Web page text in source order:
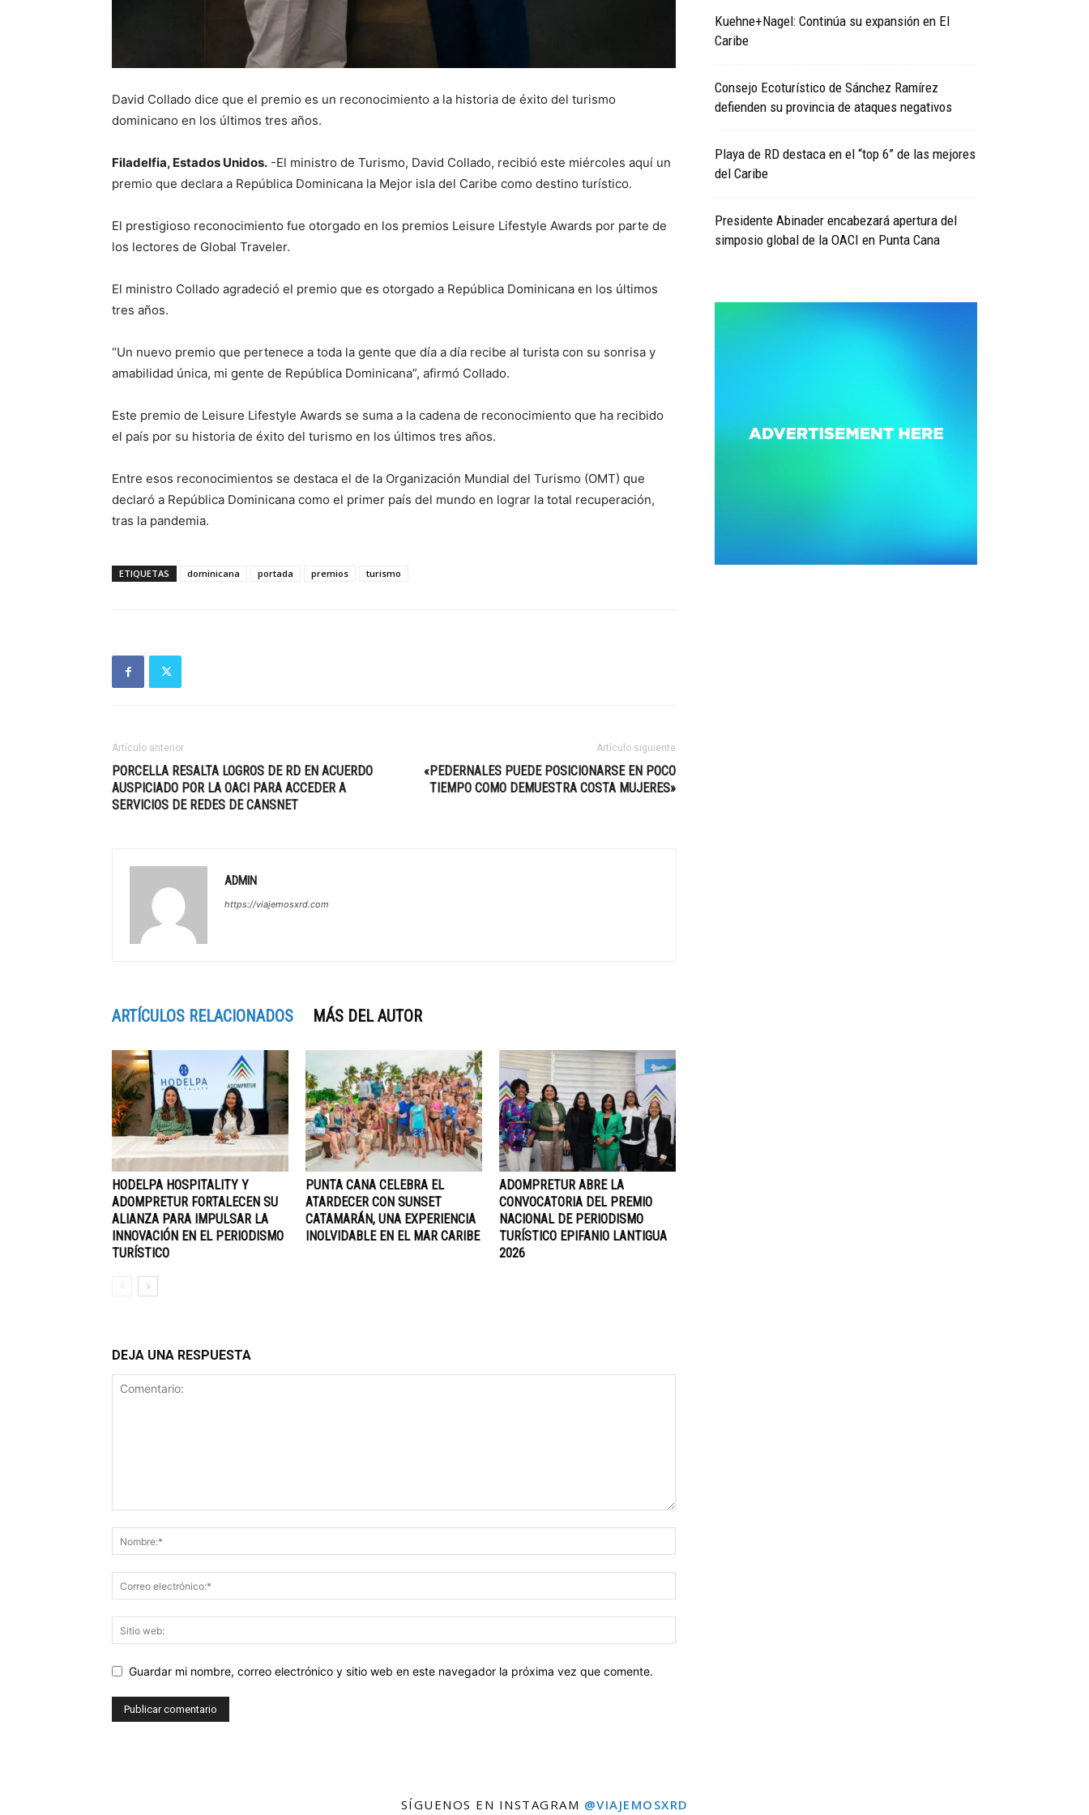
David Collado dice que el premio es un reconocimiento a la historia de éxito del turismo
dominicano en los últimos tres años.
Filadelfia, Estados Unidos. -El ministro de Turismo, David Collado, recibió este miércoles aquí un
premio que declara a República Dominicana la Mejor isla del Caribe como destino turístico.
El prestigioso reconocimiento fue otorgado en los premios Leisure Lifestyle Awards por parte de
los lectores de Global Traveler.
El ministro Collado agradeció el premio que es otorgado a República Dominicana en los últimos
tres años.
“Un nuevo premio que pertenece a toda la gente que día a día recibe al turista con su sonrisa y
amabilidad única, mi gente de República Dominicana”, afirmó Collado.
Este premio de Leisure Lifestyle Awards se suma a la cadena de reconocimiento que ha recibido
el país por su historia de éxito del turismo en los últimos tres años.
Entre esos reconocimientos se destaca el de la Organización Mundial del Turismo (OMT) que
declaró a República Dominicana como el primer país del mundo en lograr la total recuperación,
tras la pandemia.
ETIQUETAS dominicana portada premios turismo
Artículo anterior
PORCELLA RESALTA LOGROS DE RD EN ACUERDO
AUSPICIADO POR LA OACI PARA ACCEDER A
SERVICIOS DE REDES DE CANSNET
Artículo siguiente
«PEDERNALES PUEDE POSICIONARSE EN POCO
TIEMPO COMO DEMUESTRA COSTA MUJERES»
ADMIN
https://viajemosxrd.com
ARTÍCULOS RELACIONADOS MÁS DEL AUTOR
HODELPA HOSPITALITY Y
ADOMPRETUR FORTALECEN SU
ALIANZA PARA IMPULSAR LA
INNOVACIÓN EN EL PERIODISMO
TURÍSTICO
PUNTA CANA CELEBRA EL
ATARDECER CON SUNSET
CATAMARÁN, UNA EXPERIENCIA
INOLVIDABLE EN EL MAR CARIBE
ADOMPRETUR ABRE LA
CONVOCATORIA DEL PREMIO
NACIONAL DE PERIODISMO
TURÍSTICO EPIFANIO LANTIGUA
2026
DEJA UNA RESPUESTA
Guardar mi nombre, correo electrónico y sitio web en este navegador la próxima vez que comente.
Kuehne+Nagel: Continúa su expansión en El
Caribe
Consejo Ecoturístico de Sánchez Ramírez
defienden su provincia de ataques negativos
Playa de RD destaca en el “top 6” de las mejores
del Caribe
Presidente Abinader encabezará apertura del
simposio global de la OACI en Punta Cana
SÍGUENOS EN INSTAGRAM @VIAJEMOSXRD